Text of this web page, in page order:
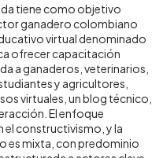
tiene como objetivo
ganadero colombiano
virtual denominado
ofrecer capacitación
a ganaderos, veterinarios,
y agricultores,
virtuales, un blog técnico,
El enfoque
constructivismo, y la
es mixta, con predominio